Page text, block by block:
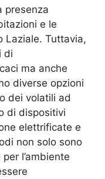
presenza
e le
Laziale. Tuttavia,
di
ma anche
diverse opzioni
dei volatili ad
di dispositivi
elettrificate e
non solo sono
l’ambiente